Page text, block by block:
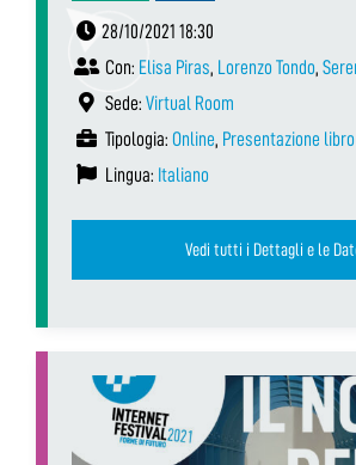
28/10/2021 18:30
Con: Elisa Piras, Lorenzo Tondo,
Sede: Virtual Room
Tipologia: Online, Presentazione libro
Lingua: Italiano
Vedi tutti i Dettagli e le